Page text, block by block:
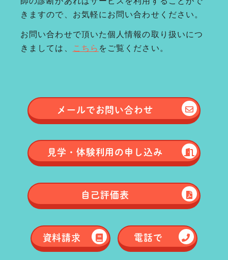
きますので、お気軽にお問い合わせください。
お問い合わせで頂いた個人情報の取り扱いにつ
きましては、
こちら をご覧ください。
メールでお問い合わせ
見学・体験利用の申し込み
自己評価表
資料請求 電話で